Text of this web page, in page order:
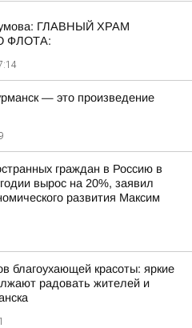
ГЛАВНЫЙ ХРАМ
ФЛОТА:
— это произведение
граждан в Россию в
вырос на 20%, заявил
развития Максим
благоухающей красоты: яркие
радовать жителей и